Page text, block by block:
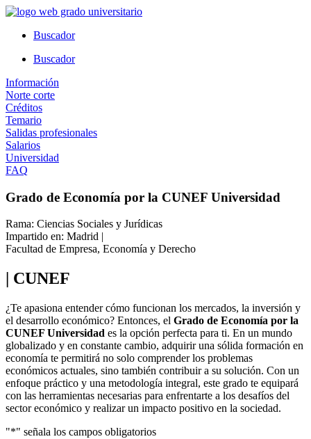
Ir
contenidoBuscador
Buscador
Información
Norte corte
Créditos
Temario
Salidas profesionales
Salarios
Universidad
FAQ
Grado de Economía por la CUNEF Universidad
Rama: Ciencias Sociales y Jurídicas
Impartido en: Madrid |
Facultad de Empresa, Economía y Derecho
| CUNEF
¿Te apasiona entender cómo funcionan los mercados, la inversión y
el desarrollo económico? Entonces, el Grado de Economía por la
CUNEF Universidad es la opción perfecta para ti. En un mundo
globalizado y en constante cambio, adquirir una sólida formación en
economía te permitirá no solo comprender los problemas
económicos actuales, sino también contribuir a su solución. Con un
enfoque práctico y una metodología integral, este grado te equipará
con las herramientas necesarias para enfrentarte a los desafíos del
sector económico y realizar un impacto positivo en la sociedad.
"*" señala los campos obligatorios